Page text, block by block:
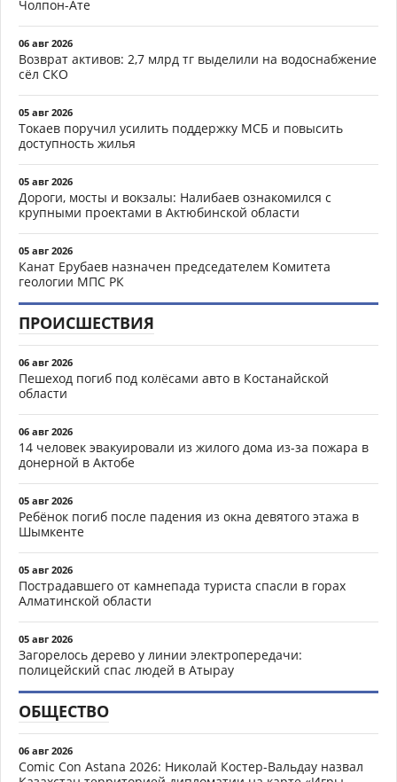
Чолпон-Ате
06 авг 2026
Возврат активов: 2,7 млрд тг выделили на водоснабжение
сёл СКО
05 авг 2026
Токаев поручил усилить поддержку МСБ и повысить
доступность жилья
05 авг 2026
Дороги, мосты и вокзалы: Налибаев ознакомился с
крупными проектами в Актюбинской области
05 авг 2026
Канат Ерубаев назначен председателем Комитета
геологии МПС РК
ПРОИСШЕСТВИЯ
06 авг 2026
Пешеход погиб под колёсами авто в Костанайской
области
06 авг 2026
14 человек эвакуировали из жилого дома из-за пожара в
донерной в Актобе
05 авг 2026
Ребёнок погиб после падения из окна девятого этажа в
Шымкенте
05 авг 2026
Пострадавшего от камнепада туриста спасли в горах
Алматинской области
05 авг 2026
Загорелось дерево у линии электропередачи:
полицейский спас людей в Атырау
ОБЩЕСТВО
06 авг 2026
Comic Con Astana 2026: Николай Костер-Вальдау назвал